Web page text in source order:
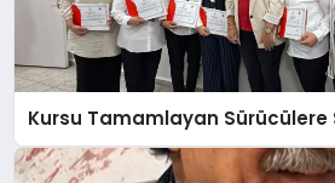
Kursu Tamamlayan Sürücülere